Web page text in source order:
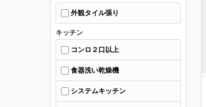
外観タイル張り
キッチン
コンロ２口以上
食器洗い乾燥機
システムキッチン